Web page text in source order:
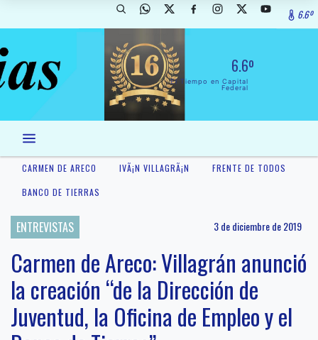
6.6º
6.6º
El Tiempo en Capital
Federal
CARMEN DE ARECO IVÃ¡N VILLAGRÃ¡N
FRENTE DE TODOS
BANCO DE TIERRAS
ENTREVISTAS 3 de diciembre de 2019
Carmen de Areco: Villagrán anunció
la creación “de la Dirección de
Juventud, la Oficina de Empleo y el